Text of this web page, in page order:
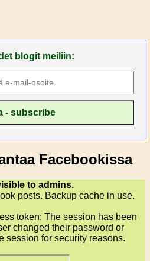
blogit meiliin:
Facebookissa
to admins.
posts. Backup cache in use.
token: The session has been
changed their password or
session for security reasons.